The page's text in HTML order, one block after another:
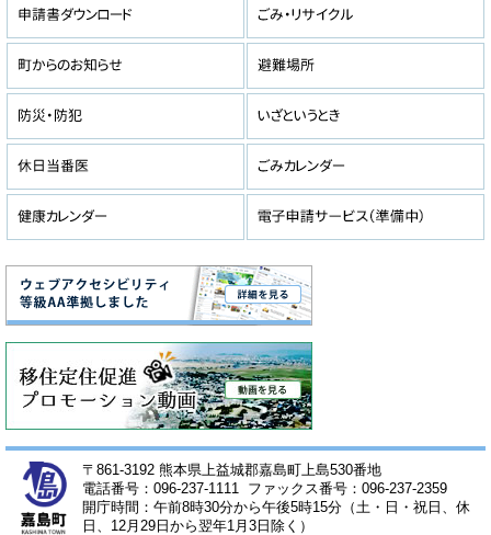
〒861-3192 熊本県上益城郡嘉島町上島530番地
電話番号：096-237-1111 ファックス番号：096-237-2359
開庁時間：午前8時30分から午後5時15分（土・日・祝日、休
日、12月29日から翌年1月3日除く）